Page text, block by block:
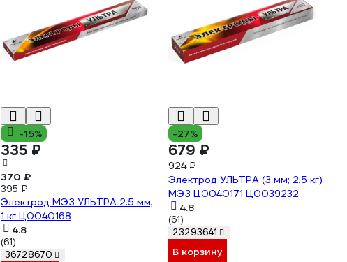
-15%
335 ₽
370 ₽
395 ₽
Электрод МЭЗ УЛЬТРА 2.5 мм,
1 кг Ц0040168
4.8
(61)
36728670
-27%
679 ₽
924 ₽
Электрод УЛЬТРА (3 мм; 2,5 кг)
МЭЗ Ц0040171 Ц0039232
4.8
(61)
23293641
В корзину